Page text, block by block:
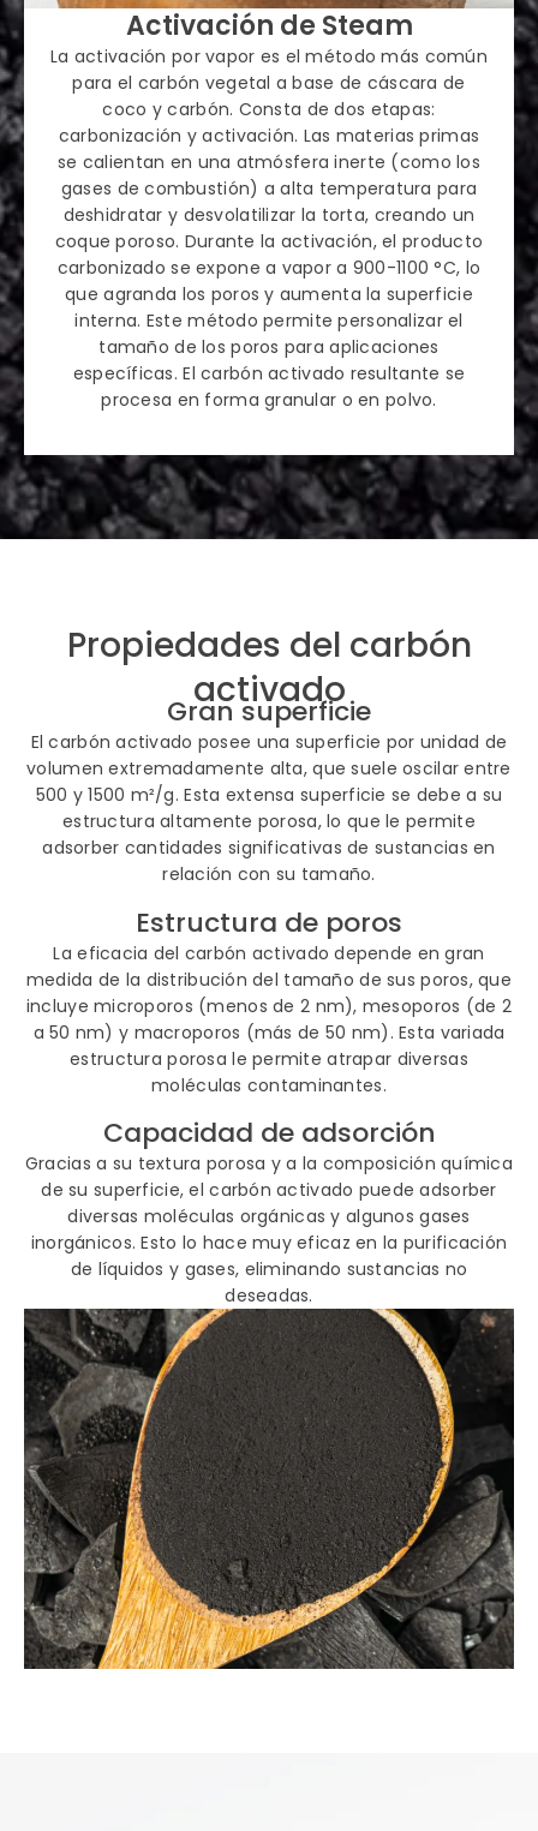
Activación de Steam
La activación por vapor es el método más común
para el carbón vegetal a base de cáscara de
coco y carbón. Consta de dos etapas:
carbonización y activación. Las materias primas
se calientan en una atmósfera inerte (como los
gases de combustión) a alta temperatura para
deshidratar y desvolatilizar la torta, creando un
coque poroso. Durante la activación, el producto
carbonizado se expone a vapor a 900-1100 °C, lo
que agranda los poros y aumenta la superficie
interna. Este método permite personalizar el
tamaño de los poros para aplicaciones
específicas. El carbón activado resultante se
procesa en forma granular o en polvo.
Propiedades del carbón
activado
Gran superficie
El carbón activado posee una superficie por unidad de
volumen extremadamente alta, que suele oscilar entre
500 y 1500 m²/g. Esta extensa superficie se debe a su
estructura altamente porosa, lo que le permite
adsorber cantidades significativas de sustancias en
relación con su tamaño.
Estructura de poros
La eficacia del carbón activado depende en gran
medida de la distribución del tamaño de sus poros, que
incluye microporos (menos de 2 nm), mesoporos (de 2
a 50 nm) y macroporos (más de 50 nm). Esta variada
estructura porosa le permite atrapar diversas
moléculas contaminantes.
Capacidad de adsorción
Gracias a su textura porosa y a la composición química
de su superficie, el carbón activado puede adsorber
diversas moléculas orgánicas y algunos gases
inorgánicos. Esto lo hace muy eficaz en la purificación
de líquidos y gases, eliminando sustancias no
deseadas.